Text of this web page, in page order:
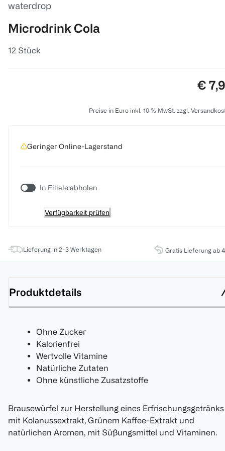
waterdrop
Microdrink Cola
12 Stück
€
Preise in Euro inkl. 10 % MwSt. zzgl.
Geringer Online-Lagerstand
In Filiale abholen
Verfügbarkeit prüfen
Lieferung in 2-3 Werktagen Gratis Lieferung ab
Produktdetails
Ohne Zucker
Kalorienfrei
Wertvolle Vitamine
Natürliche Zutaten
Ohne künstliche Zusatzstoffe
Brausewürfel zur Herstellung eines Erfrischungsgetränks
mit Kolanussextrakt, Grünem Kaffee-Extrakt und
natürlichen Aromen, mit Süßungsmittel und Vitaminen.